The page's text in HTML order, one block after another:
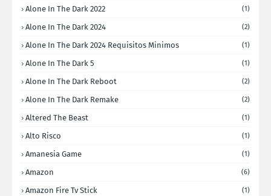
Alone In The Dark 2022 (1)
Alone In The Dark 2024 (2)
Alone In The Dark 2024 Requisitos Minimos (1)
Alone In The Dark 5 (1)
Alone In The Dark Reboot (2)
Alone In The Dark Remake (2)
Altered The Beast (1)
Alto Risco (1)
Amanesia Game (1)
Amazon (6)
Amazon Fire Tv Stick (1)